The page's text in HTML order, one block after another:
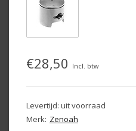
€28,50 Incl. btw
Levertijd: uit voorraad
Merk: Zenoah